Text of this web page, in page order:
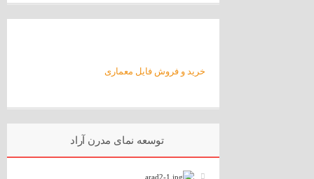
خرید و فروش فایل معماری
توسعه نمای مدرن آراد